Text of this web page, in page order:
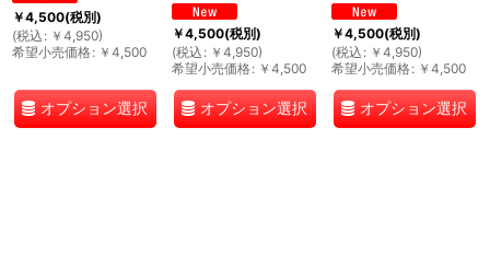
￥4,500(税別)
(税込 : ￥ 4,950)
希望小売価格: ￥ 4,500
オプション選択
￥4,500(税別)
(税込 : ￥ 4,950)
希望小売価格: ￥ 4,500
オプション選択
￥4,500(税別)
(税込 : ￥ 4,950)
希望小売価格: ￥ 4,500
オプション選択